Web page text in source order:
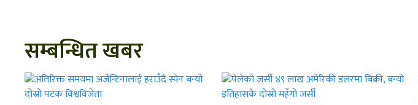
सम्बन्धित खबर